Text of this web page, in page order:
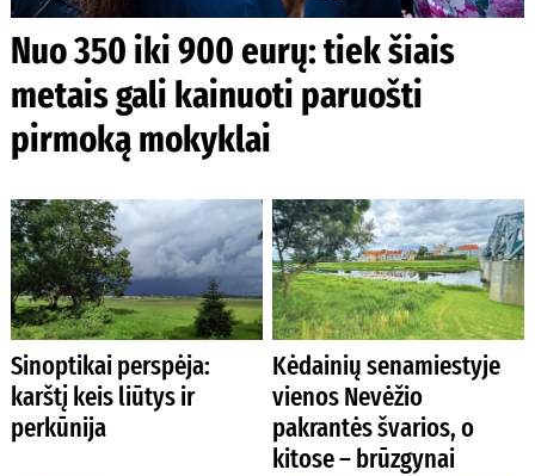
Nuo 350 iki 900 eurų: tiek šiais
metais gali kainuoti paruošti
pirmoką mokyklai
Sinoptikai perspėja:
karštį keis liūtys ir
perkūnija
Kėdainių senamiestyje
vienos Nevėžio
pakrantės švarios, o
kitose – brūzgynai